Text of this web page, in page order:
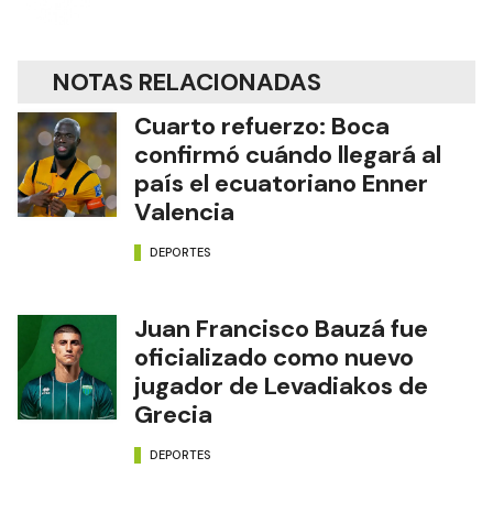
NOTAS RELACIONADAS
Cuarto refuerzo: Boca
confirmó cuándo llegará al
país el ecuatoriano Enner
Valencia
DEPORTES
Juan Francisco Bauzá fue
oficializado como nuevo
jugador de Levadiakos de
Grecia
DEPORTES